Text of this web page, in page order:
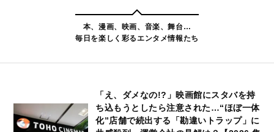
本、漫画、映画、音楽、舞台…
毎日を楽しく彩るエンタメ情報たち
「え、ダメなの!?」映画館にスタバを持
ち込もうとしたら注意された…“ほぼ一体
化”店舗で続出する「勘違いトラップ」に